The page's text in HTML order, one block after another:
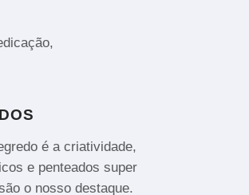
é a criatividade,
e penteados super
o nosso destaque.